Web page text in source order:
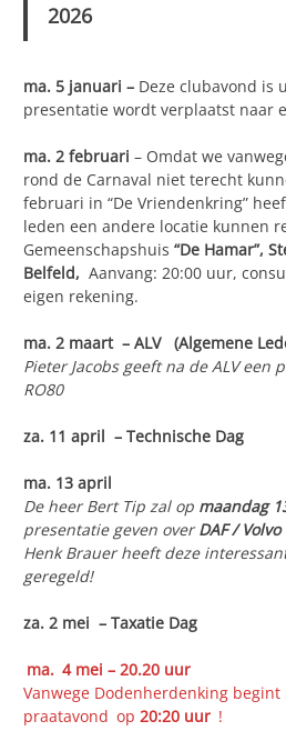
2026
ma. 5 januari – Deze clubavond is
presentatie wordt verplaatst naar
ma. 2 februari – Omdat we
rond de Carnaval niet terecht
februari in “De Vriendenkring”
leden een andere locatie kunnen
Gemeenschapshuis “De Hamar”,
Belfeld, Aanvang: 20:00 uur,
eigen rekening.
ma. 2 maart – ALV (Algemene
Pieter Jacobs geeft na de ALV een
RO80
za. 11 april – Technische Dag
ma. 13 april
De heer Bert Tip zal op maandag
presentatie geven overDAF / Volvo
Henk Brauer heeft deze
geregeld!
za. 2 mei – Taxatie Dag
ma. 4 mei – 20.20 uur
Vanwege Dodenherdenking
praatavond op 20:20 uur !